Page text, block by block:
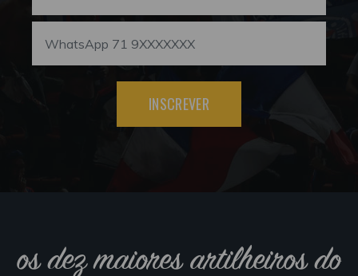
INSCREVER
os dez maiores artilheiros do